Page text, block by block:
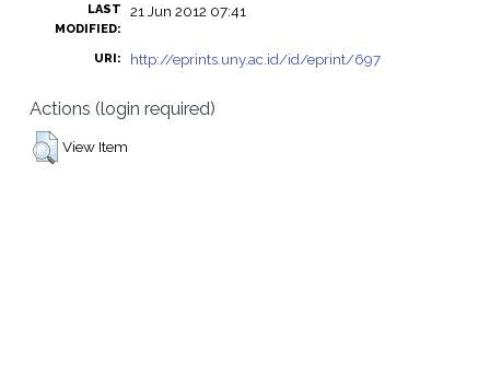
LAST
MODIFIED:
21 Jun 2012 07:41
URI: http://eprints.uny.ac.id/id/eprint/697
Actions (login required)
View Item